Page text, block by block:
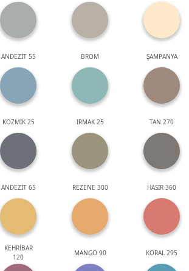
ANDEZİT 55 BROM ŞAMPANYA
KOZMİK 25 IRMAK 25 TAN 270
ANDEZİT 65 REZENE 300 HASIR 360
KEHRİBAR
120
MANGO 90 KORAL 295